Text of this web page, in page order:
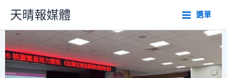
主
內
容
天晴報媒體 選單